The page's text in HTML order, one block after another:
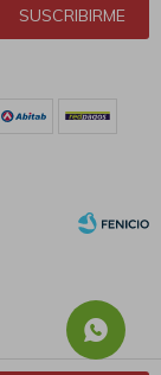
SUSCRIBIRME